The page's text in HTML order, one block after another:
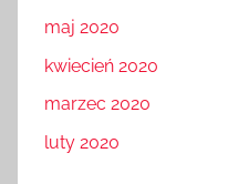
maj 2020
kwiecień 2020
marzec 2020
luty 2020